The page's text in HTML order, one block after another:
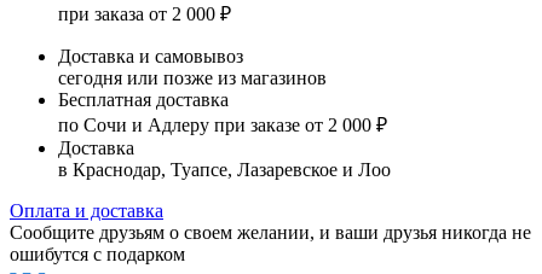
при заказа от 2 000 ₽
Доставка и самовывоз
сегодня или позже из магазинов
Бесплатная доставка
по Сочи и Адлеру при заказе от 2 000 ₽
Доставка
в Краснодар, Туапсе, Лазаревское и Лоо
Оплата и доставка
Сообщите друзьям о своем желании, и ваши друзья никогда не
ошибутся с подарком